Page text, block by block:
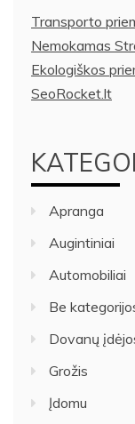
Transporto
Nemokamas
Ekologiškos
SeoRocket.lt
Apranga
Augintiniai
Automobiliai
Be
Dovanų
Grožis
Įdomu